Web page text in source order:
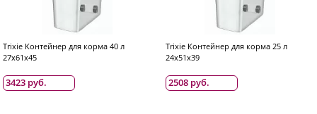
Trixie Контейнер для корма 40 л
27х61х45
3423 руб.
Trixie Контейнер для корма 25 л
24х51х39
2508 руб.